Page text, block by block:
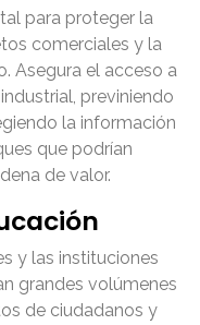
para proteger la
comerciales y la
Asegura el acceso a
previniendo
la información
que podrían
de valor.
y las instituciones
grandes volúmenes
de ciudadanos y